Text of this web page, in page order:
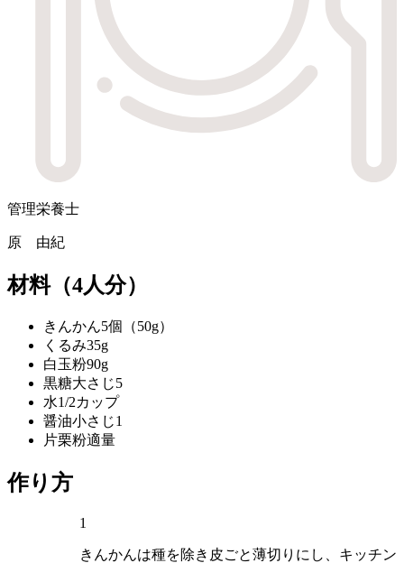
管理栄養士
原 由紀
材料（4人分）
きんかん5個（50g）
くるみ35g
白玉粉90g
黒糖大さじ5
水1/2カップ
醤油小さじ1
片栗粉適量
作り方
1
きんかんは種を除き皮ごと薄切りにし、キッチン